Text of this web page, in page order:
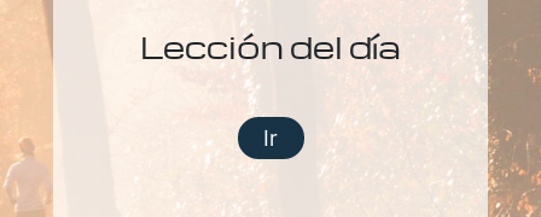
Lección del día
Ir